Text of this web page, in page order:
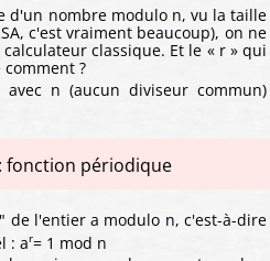
d'un nombre modulo n, vu la taille
c'est vraiment beaucoup), on ne
classique. Et le « r » qui
?
n (aucun diviseur commun)
périodique
de l'entier a modulo n, c'est-à-dire
: ar= 1 mod n